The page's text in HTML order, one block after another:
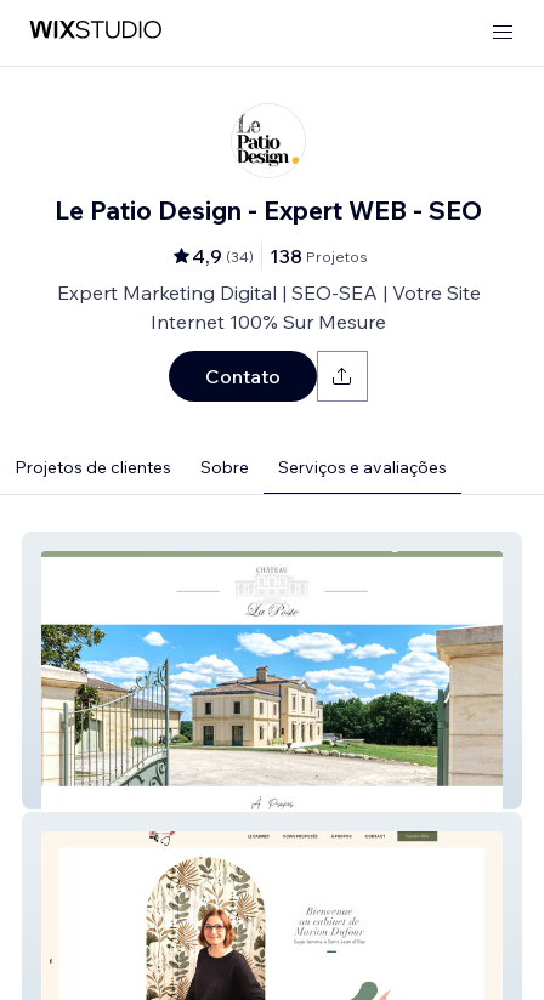
Le Patio Design - Expert WEB - SEO
4,9 (34) 138 Projetos
Expert Marketing Digital | SEO-SEA | Votre Site
Internet 100% Sur Mesure
Contato
Projetos de clientes Sobre Serviços e avaliações
Château La Poste